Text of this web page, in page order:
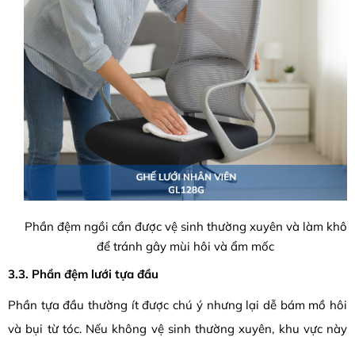
Phần đệm ngồi cần được vệ sinh thường xuyên và làm khô
để tránh gây mùi hôi và ẩm mốc
3.3. Phần đệm lưới tựa đầu
Phần tựa đầu thường ít được chú ý nhưng lại dễ bám mồ hôi
và bụi từ tóc. Nếu không vệ sinh thường xuyên, khu vực này